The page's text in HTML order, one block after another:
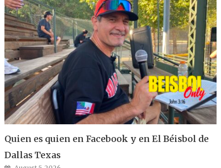
Quien es quien en Facebook y en El Béisbol de
Dallas Texas